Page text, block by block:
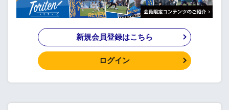
新規会員登録はこちら
ログイン